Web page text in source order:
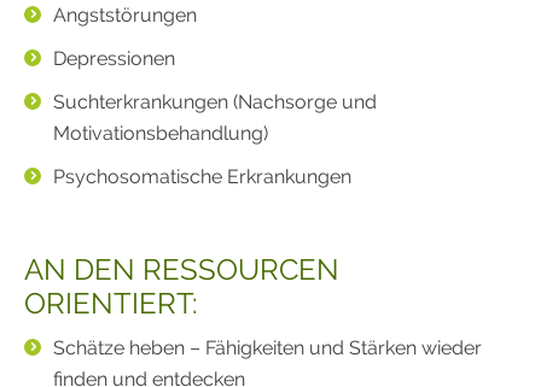
Angststörungen
Depressionen
Suchterkrankungen (Nachsorge und
Motivationsbehandlung)
Psychosomatische Erkrankungen
AN DEN RESSOURCEN
ORIENTIERT:
Schätze heben – Fähigkeiten und Stärken wieder
finden und entdecken